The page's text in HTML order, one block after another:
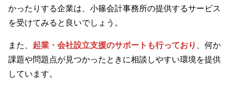
かったりする企業は、小篠会計事務所の提供するサービス
を受けてみると良いでしょう。
また、 起業・会社設立支援のサポートも行っており
、何か
課題や問題点が見つかったときに相談しやすい環境を提供
しています。